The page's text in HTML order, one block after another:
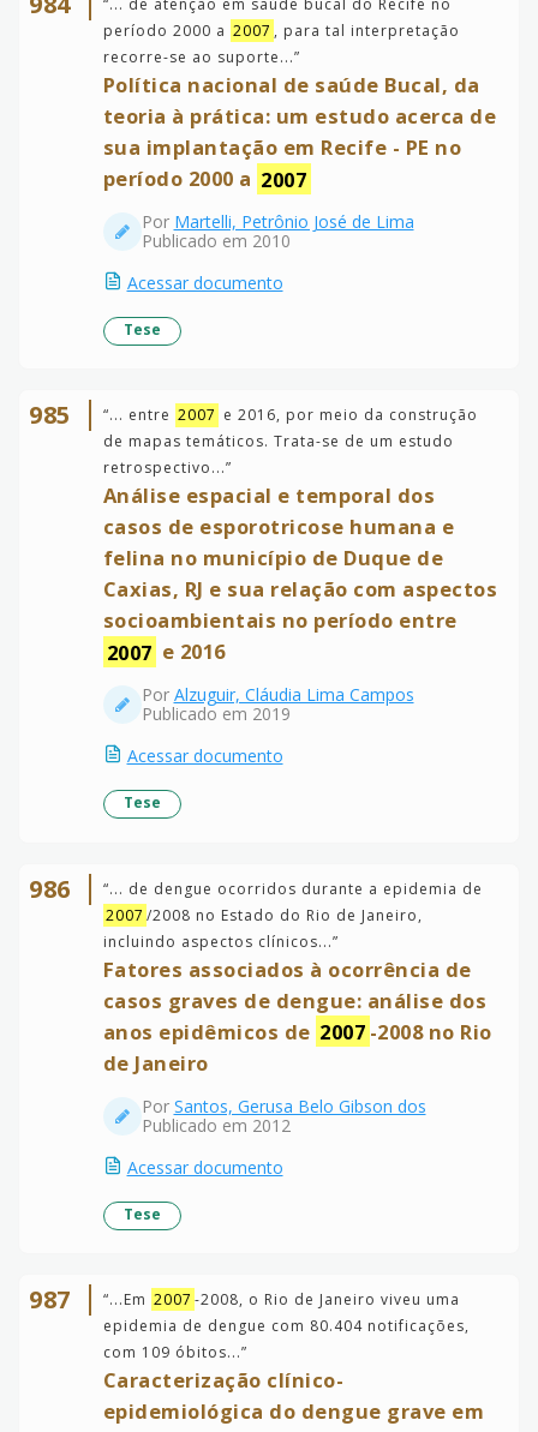
“... de atenção em saúde bucal do Recife no
período 2000 a 2007 , para tal interpretação
recorre-se ao suporte...”
Política nacional de saúde Bucal, da
teoria à prática: um estudo acerca de
sua implantação em Recife - PE no
período 2000 a 2007
Por Martelli, Petrônio José de Lima
Publicado em 2010
Acessar documento
Tese
985 “... entre 2007 e 2016, por meio da construção
de mapas temáticos. Trata-se de um estudo
retrospectivo...”
Análise espacial e temporal dos
casos de esporotricose humana e
felina no município de Duque de
Caxias, RJ e sua relação com aspectos
socioambientais no período entre
2007 e 2016
Por Alzuguir, Cláudia Lima Campos
Publicado em 2019
Acessar documento
Tese
986 “... de dengue ocorridos durante a epidemia de
2007 /2008 no Estado do Rio de Janeiro,
incluindo aspectos clínicos...”
Fatores associados à ocorrência de
casos graves de dengue: análise dos
anos epidêmicos de 2007 -2008 no Rio
de Janeiro
Por Santos, Gerusa Belo Gibson dos
Publicado em 2012
Acessar documento
Tese
987 “...Em 2007 -2008, o Rio de Janeiro viveu uma
epidemia de dengue com 80.404 notificações,
com 109 óbitos...”
Caracterização clínico-
epidemiológica do dengue grave em